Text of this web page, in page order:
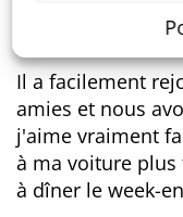
déménagé dans
Il a facilement
amies et nous
j'aime vraiment
à ma voiture
à dîner le week-